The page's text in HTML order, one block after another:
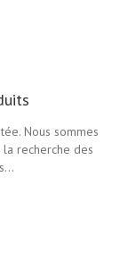
Nous sommes
recherche des